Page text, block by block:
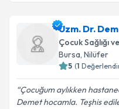
Uzm. Dr. Sabahat
talebi oluşturun. Size
için bir takvim
bilgilendireceğiz.
E-posta Adresiniz
Uzm. Dr.
Çocuk Sağlığı
Bursa, Nilüfer
5 (1
Çocuğum aylıkken
Demet hocamla. Teşhis